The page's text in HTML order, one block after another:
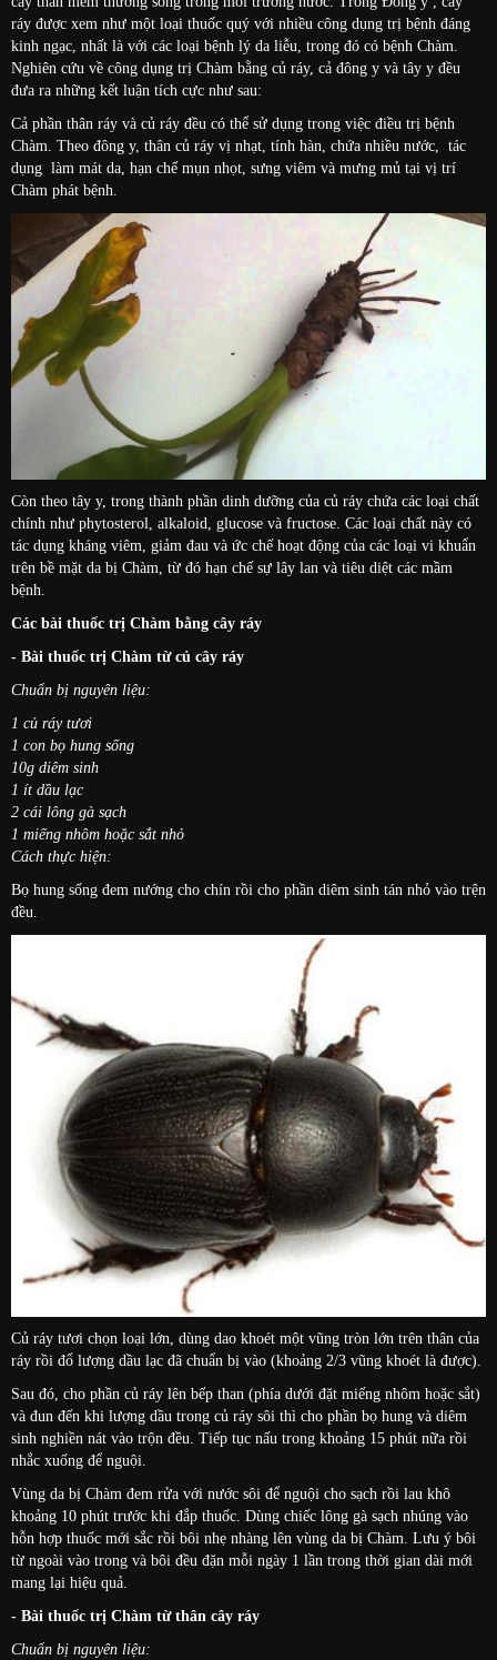
ráy được xem như một loại thuốc quý với nhiều công dụng trị bệnh đáng
kinh ngạc, nhất là với các loại bệnh lý da liễu, trong đó có bệnh Chàm.
Nghiên cứu về công dụng trị Chàm bằng củ ráy, cả đông y và tây y đều
đưa ra những kết luận tích cực như sau:
Cả phần thân ráy và củ ráy đều có thể sử dụng trong việc điều trị bệnh
Chàm. Theo đông y, thân củ ráy vị nhạt, tính hàn, chứa nhiều nước, tác
dụng làm mát da, hạn chế mụn nhọt, sưng viêm và mưng mủ tại vị trí
Chàm phát bệnh.
Còn theo tây y, trong thành phần dinh dưỡng của củ ráy chứa các loại chất
chính như phytosterol, alkaloid, glucose và fructose. Các loại chất này có
tác dụng kháng viêm, giảm đau và ức chế hoạt động của các loại vi khuẩn
trên bề mặt da bị Chàm, từ đó hạn chế sự lây lan và tiêu diệt các mầm
bệnh.
Các bài thuốc trị Chàm bằng cây ráy
- Bài thuốc trị Chàm từ củ cây ráy
Chuẩn bị nguyên liệu:
1 củ ráy tươi
1 con bọ hung sống
10g diêm sinh
1 ít dầu lạc
2 cái lông gà sạch
1 miếng nhôm hoặc sắt nhỏ
Cách thực hiện:
Bọ hung sống đem nướng cho chín rồi cho phần diêm sinh tán nhỏ vào trện
đều.
Củ ráy tươi chọn loại lớn, dùng dao khoét một vũng tròn lớn trên thân của
ráy rồi đổ lượng dầu lạc đã chuẩn bị vào (khoảng 2/3 vũng khoét là được).
Sau đó, cho phần củ ráy lên bếp than (phía dưới đặt miếng nhôm hoặc sắt)
và đun đến khi lượng dầu trong củ ráy sôi thì cho phần bọ hung và diêm
sinh nghiền nát vào trộn đều. Tiếp tục nấu trong khoảng 15 phút nữa rồi
nhắc xuống để nguội.
Vùng da bị Chàm đem rửa với nước sôi để nguội cho sạch rồi lau khô
khoảng 10 phút trước khi đắp thuốc. Dùng chiếc lông gà sạch nhúng vào
hỗn hợp thuốc mới sắc rồi bôi nhẹ nhàng lên vùng da bị Chàm. Lưu ý bôi
từ ngoài vào trong và bôi đều đặn mỗi ngày 1 lần trong thời gian dài mới
mang lại hiệu quả.
- Bài thuốc trị Chàm từ thân cây ráy
Chuẩn bị nguyên liệu: